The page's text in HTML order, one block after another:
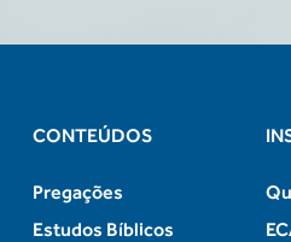
CONTEÚDOS
Pregações
Estudos Bíblicos